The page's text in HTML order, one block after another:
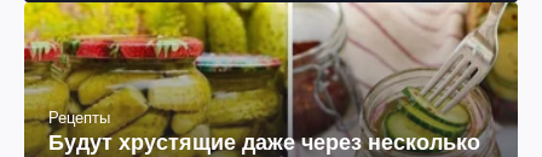
Рецепты
Будут хрустящие даже через несколько